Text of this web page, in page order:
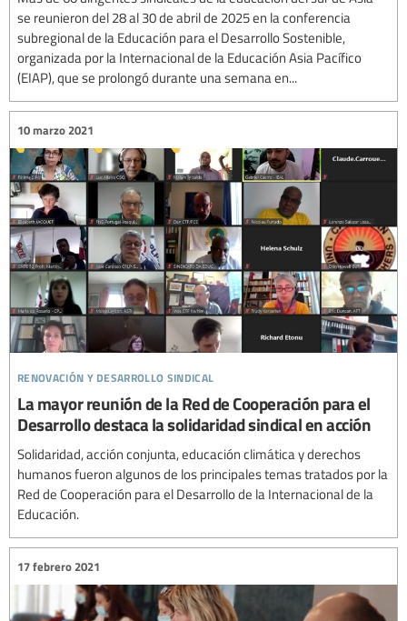
se reunieron del 28 al 30 de abril de 2025 en la conferencia
subregional de la Educación para el Desarrollo Sostenible,
organizada por la Internacional de la Educación Asia Pacífico
(EIAP), que se prolongó durante una semana en...
renovación y desarrollo sindical
10 marzo 2021
La mayor reunión de la Red de Cooperación para el
Desarrollo destaca la solidaridad sindical en acción
Solidaridad, acción conjunta, educación climática y derechos
humanos fueron algunos de los principales temas tratados por la
Red de Cooperación para el Desarrollo de la Internacional de la
Educación.
17 febrero 2021